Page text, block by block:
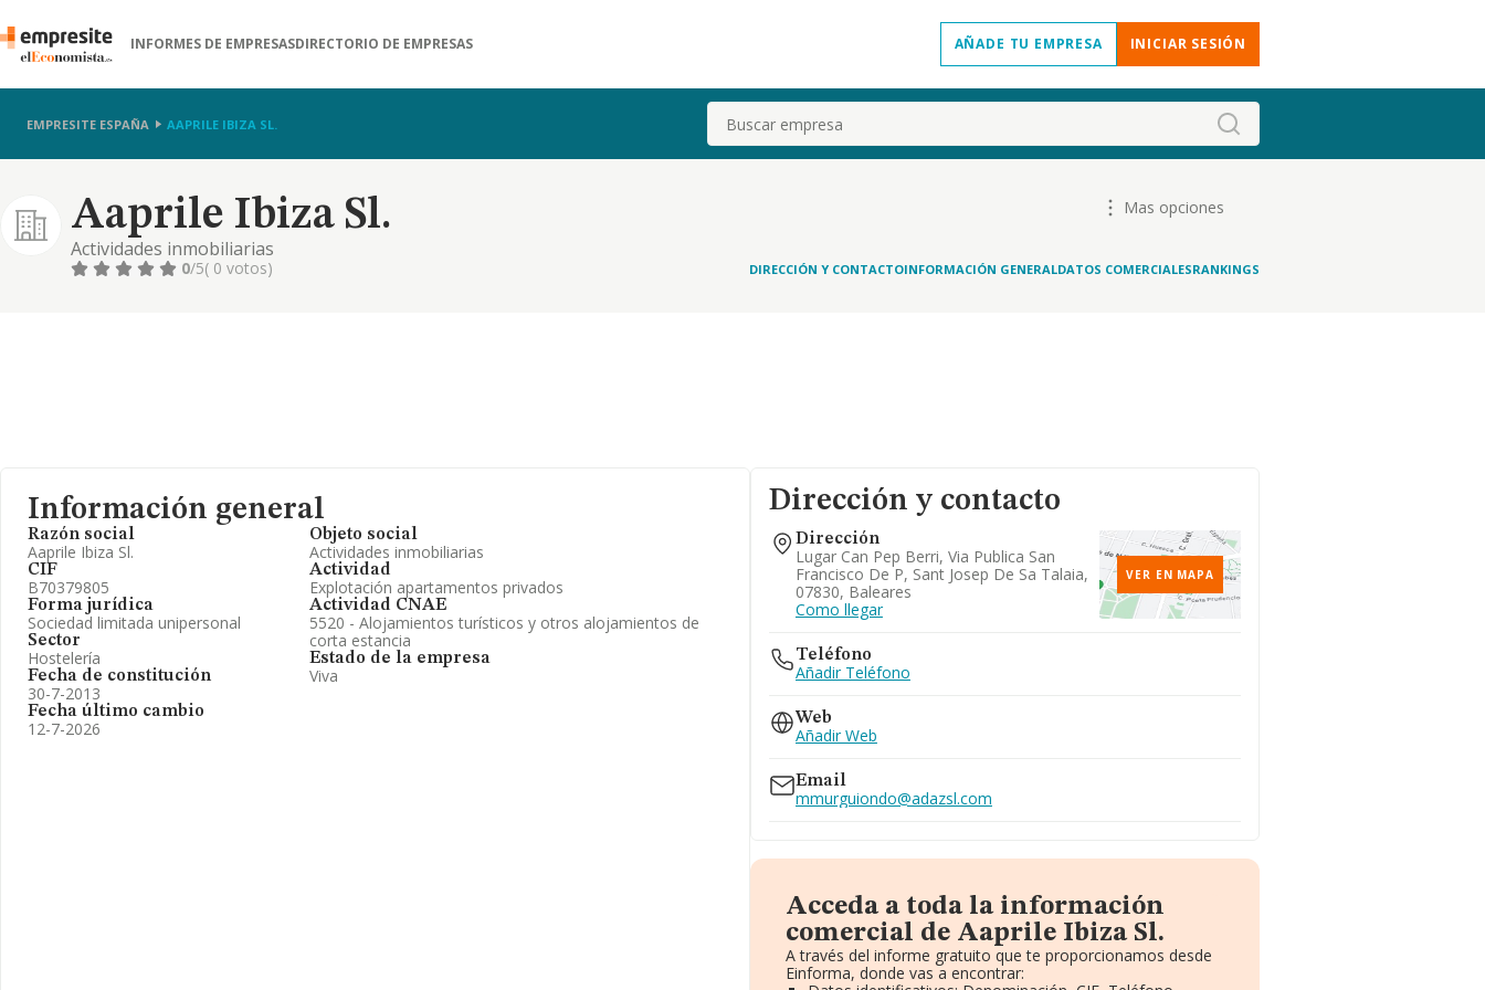
INFORMES DE EMPRESASDIRECTORIO DE EMPRESAS AÑADE TU EMPRESA INICIAR SESIÓN
EMPRESITE ESPAÑA AAPRILE IBIZA SL. Buscar
Aaprile Ibiza Sl.
Actividades inmobiliarias
Mas opciones
0/5( 0 votos) DIRECCIÓN Y CONTACTOINFORMACIÓN GENERALDATOS COMERCIALESRANKINGS
Información general
Razón social
Aaprile Ibiza Sl.
CIF
B70379805
Forma jurídica
Sociedad limitada unipersonal
Sector
Hostelería
Fecha de constitución
30-7-2013
Fecha último cambio
12-7-2026
Objeto social
Actividades inmobiliarias
Actividad
Explotación apartamentos privados
Actividad CNAE
5520 - Alojamientos turísticos y otros alojamientos de
corta estancia
Estado de la empresa
Viva
Dirección y contacto
Dirección
Lugar Can Pep Berri, Via Publica San
Francisco De P, Sant Josep De Sa Talaia,
07830, Baleares
Como llegar
VER EN MAPA
Teléfono
Añadir Teléfono
Web
Añadir Web
Email
mmurguiondo@adazsl.com
Acceda a toda la información
comercial de Aaprile Ibiza Sl.
A través del informe gratuito que te proporcionamos desde
Einforma, donde vas a encontrar: